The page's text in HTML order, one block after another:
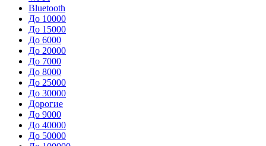
Bluetooth
До 10000
До 15000
До 6000
До 20000
До 7000
До 8000
До 25000
До 30000
Дорогие
До 9000
До 40000
До 50000